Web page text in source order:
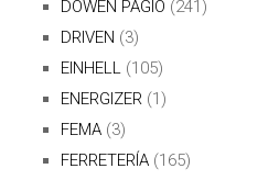
DOWEN PAGIO (241)
DRIVEN (3)
EINHELL (105)
ENERGIZER (1)
FEMA (3)
FERRETERÍA (165)